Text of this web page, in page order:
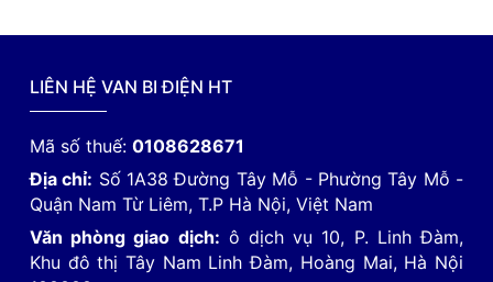
LIÊN HỆ VAN BI ĐIỆN HT
Mã số thuế: 0108628671
Địa chỉ: Số 1A38 Đường Tây Mỗ - Phường Tây Mỗ -
Quận Nam Từ Liêm, T.P Hà Nội, Việt Nam
Văn phòng giao dịch: ô dịch vụ 10, P. Linh Đàm,
Khu đô thị Tây Nam Linh Đàm, Hoàng Mai, Hà Nội